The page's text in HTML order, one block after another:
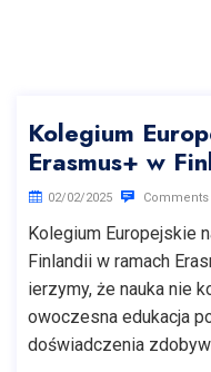
Kolegium
Erasmus+ w
02/02/2025 Comments
Kolegium Europejskie
Finlandii w ramach
ierzymy, że nauka nie
owoczesna edukacja
doświadczenia